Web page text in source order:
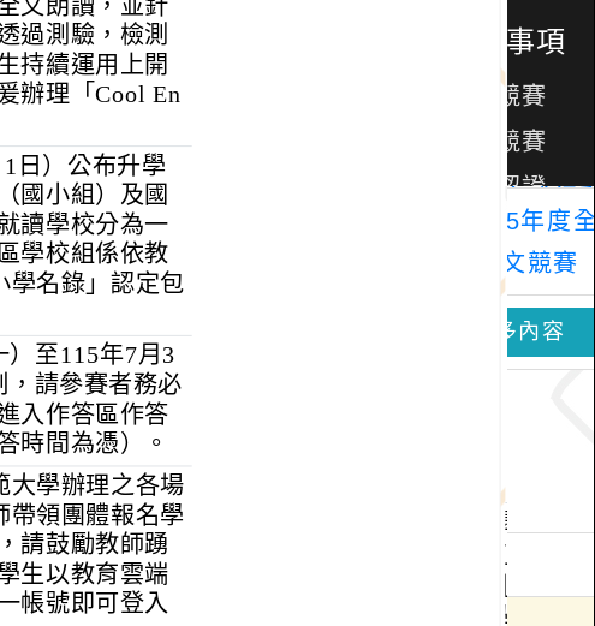
文朗讀，並針
過測驗，檢測
持續運用上開
辦理「Cool En
日）公布升學
國小組）及國
讀學校分為一
學校組係依教
學名錄」認定包
至115年7月3
，請參賽者務必
入作答區作答
時間為憑）。
大學辦理之各場
帶領團體報名學
請鼓勵教師踴
生以教育雲端
帳號即可登入